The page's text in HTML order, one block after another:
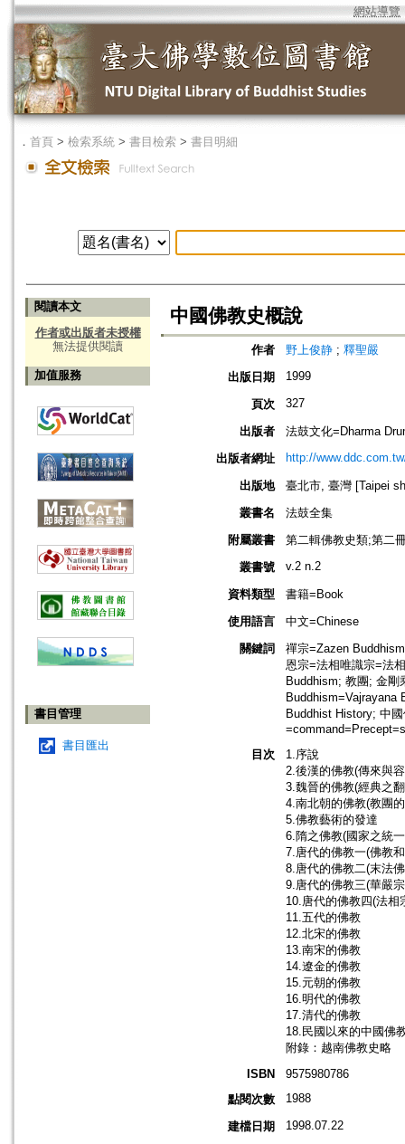
網站導覽
． 首頁 > 檢索系統 > 書目檢索 > 書目明細
閱讀本文
作者或出版者未授權
無法提供閱讀
加值服務
書目管理
書目匯出
中國佛教史概說
作者 野上俊静 ; 釋聖嚴
出版日期
1999
頁次 327
出版者
法鼓文化=Dharma
出版者網址
http://
出版地
臺北市, 臺灣 [Taipei
叢書名
法鼓全集
附屬叢書
第二輯佛教史類;第二
叢書號
v.2 n.2
資料類型
書籍=Book
使用語言
中文=Chinese
關鍵詞
禪宗=Zazen
恩宗=法相唯識宗=法
Buddhism; 教團; 金
Buddhism=Vajrayana
Buddhist History; 中
目次
1.序說
2.後漢的佛教(傳來與
3.魏晉的佛教(經典之
4.南北朝的佛教(教團
5.佛教藝術的發達
6.隋之佛教(國家之統
7.唐代的佛教一(佛教
8.唐代的佛教二(末法
9.唐代的佛教三(華嚴
10.唐代的佛教四(法相
11.五代的佛教
12.北宋的佛教
13.南宋的佛教
14.遼金的佛教
15.元朝的佛教
16.明代的佛教
17.清代的佛教
18.民國以來的中國佛
附錄：越南佛教史略
ISBN
9575980786
點閱次數
1988
建檔日期 1998.07.22